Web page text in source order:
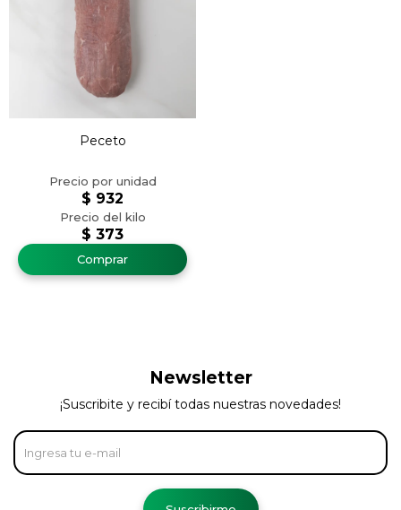
Peceto
$ 373
$ 932
Newsletter
¡Suscribite y recibí todas nuestras novedades!